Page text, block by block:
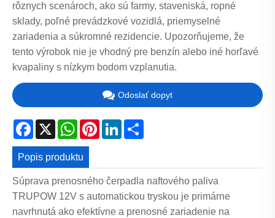
rôznych scenároch, ako sú farmy, staveniská, ropné
sklady, poľné prevádzkové vozidlá, priemyselné
zariadenia a súkromné ​​rezidencie. Upozorňujeme, že
tento výrobok nie je vhodný pre benzín alebo iné horľavé
kvapaliny s nízkym bodom vzplanutia.
Odoslať dopyt
Facebook
X WhatsApp
PinterestLinkedIn
Popis produktu
Súprava prenosného čerpadla naftového paliva
TRUPOW 12V s automatickou tryskou je primárne
navrhnutá ako efektívne a prenosné zariadenie na